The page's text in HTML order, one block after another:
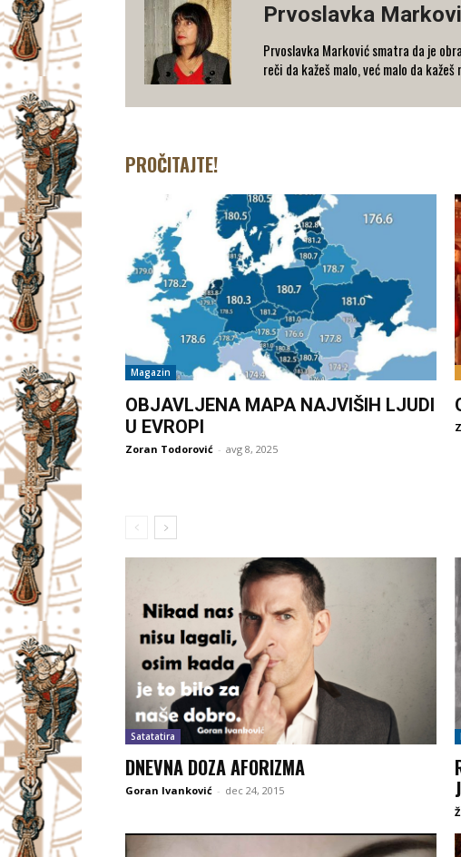
Prvoslavka
Prvoslavka Marković smatra da je
reči da kažeš malo, već malo da kažeš
PROČITAJTE!
Magazin
OBJAVLJENA MAPA NAJVIŠIH LJUDI
U EVROPI
Zoran Todorović - avg 8, 2025
Satatatira
DNEVNA DOZA AFORIZMA
Goran Ivanković - dec 24, 2015